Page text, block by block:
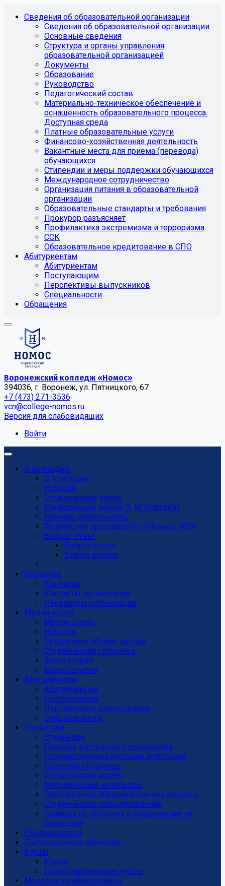
Сведения об образовательной организации
Сведения об образовательной организации
Основные сведения
Структура и органы управления
образовательной организацией
Документы
Образование
Руководство
Педагогический состав
Материально-техническое обеспечение и
оснащенность образовательного процесса.
Доступная среда
Платные образовательные услуги
Финансово-хозяйственная деятельность
Вакантные места для приема (перевода)
обучающихся
Стипендии и меры поддержки обучающихся
Международное сотрудничество
Организация питания в образовательной
организации
Образовательные стандарты и требования
Прокурор разъясняет
Профилактика экстремизма и терроризма
ССК
Образовательное кредитование в СПО
Абитуриентам
Абитуриентам
Поступающим
Перспективы выпускников
Специальности
Обращения
Воронежский колледж «Номос»
394036, г. Воронеж, ул. Пятницкого, 67
+7 (473) 271-3536
vcn@college-nomos.ru
Версия для слабовидящих
Войти
О колледже
О колледже
История
Студенческие клубы
Конференция имени Л. М. Коротких
Научная деятельность
Творческое пространство «Номос» 2026
Вопрос-ответ
Вопрос-ответ
Задать вопрос
Контакты
Контакты
Контакты организации
Реквизиты организации
Медиа-центр
Медиа-центр
Новости
Сотрудники Медиа-центра
Студенческая страничка
Фотогалерея
Видеогалерея
Абитуриентам
Абитуриентам
Поступающим
Перспективы выпускников
Специальности
Студентам
Студентам
Правила внутреннего распорядка
Государственная итоговая аттестация
Практика студентов
Студенческая жизнь
Методические материалы
Электронные образовательные ресурсы
Студенческое самоуправление
Справки об обучении и направления на
пересдачу
Преподаватели
Дистанционное обучение
Курсы
Курсы
Подготовительные курсы
Молодые профессионалы